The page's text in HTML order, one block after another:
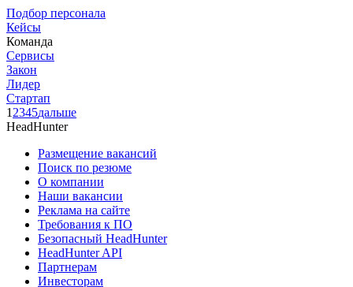
Подбор персонала
Кейсы
Команда
Сервисы
Закон
Лидер
Стартап
1 2345дальше
HeadHunter
Размещение вакансий
Поиск по резюме
О компании
Наши вакансии
Реклама на сайте
Требования к ПО
Безопасный HeadHunter
HeadHunter API
Партнерам
Инвесторам